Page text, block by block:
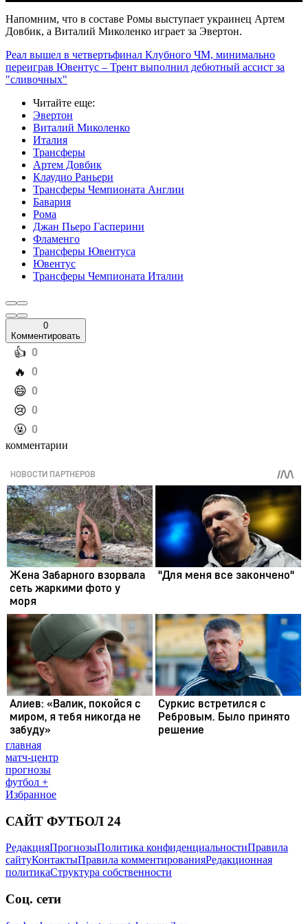
Напомним, что в составе Ромы выступает украинец Артем
Довбик, а Виталий Миколенко играет за Эвертон.
Реал вышел в четвертьфинал Клубного ЧМ, минимально
переиграв Ювентус – Трент выполнил дебютный ассист за
"сливочных"
Читайте еще:
Эвертон
Виталий Миколенко
Италия
Трансферы
Артем Довбик
Клаудио Раньери
Трансферы Чемпионата Англии
Бавария
Рома
Джан Пьеро Гасперини
Фламенго
Трансферы Ювентуса
Ювентус
Трансферы Чемпионата Италии
0
Комментировать
️👍 0
️🔥 0
️😄 0
️😢 0
️🤬 0
комментарии
главная
матч-центр
прогнозы
футбол +
Избранное
САЙТ ФУТБОЛ 24
РедакцияПрогнозыПолитика конфиденциальностиПравила
сайтуКонтактыПравила комментированияРедакционная
политикаСтруктура собственности
Соц. сети